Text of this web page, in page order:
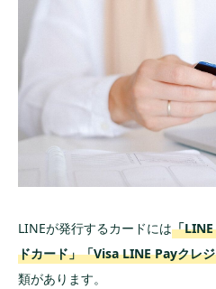
LINE Payカードが使
設定や金額を確認し
オンラインでのみ使
LINEプリペイドカー
LINEクレジットへチ
まとめ
LINEが発行するカードには「
ドカード」「Visa LINE Payクレ
類があります。